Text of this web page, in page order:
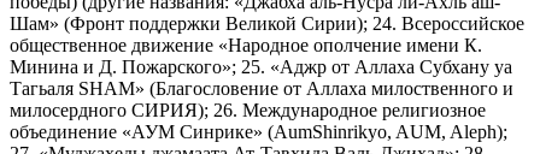
Шам» (Фронт поддержки Великой Сирии); 24. Всероссийское
общественное движение «Народное ополчение имени К.
Минина и Д. Пожарского»; 25. «Аджр от Аллаха Субхану уа
Тагьаля SHAM» (Благословение от Аллаха милоственного и
милосердного СИРИЯ); 26. Международное религиозное
объединение «АУМ Синрике» (AumShinrikyo, AUM, Aleph);